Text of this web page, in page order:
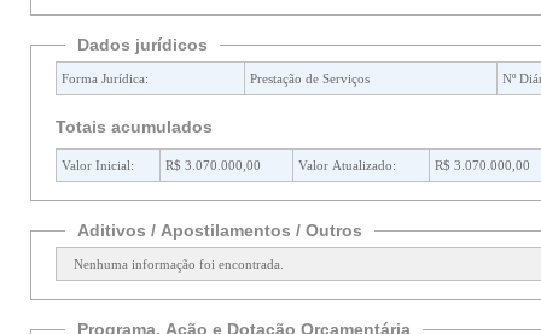
Dados jurídicos
Forma Jurídica: Prestação de Serviços Nº
Totais acumulados
Valor Inicial: R$ 3.070.000,00 Valor Atualizado: R$ 3.070.000,00
Aditivos / Apostilamentos / Outros
Nenhuma informação foi encontrada.
Programa, Ação e Dotação Orçamentária